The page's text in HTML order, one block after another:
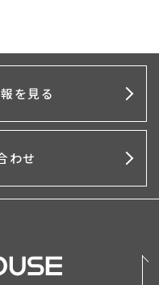
を見る
わせ